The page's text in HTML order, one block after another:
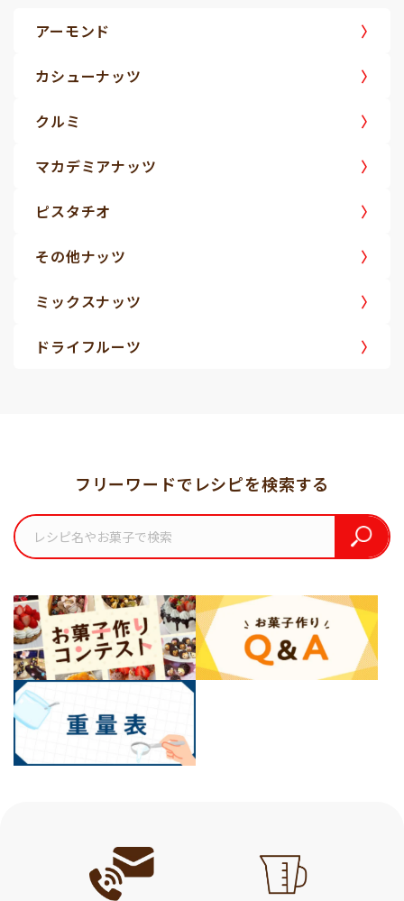
アーモンド
カシューナッツ
クルミ
マカデミアナッツ
ピスタチオ
その他ナッツ
ミックスナッツ
ドライフルーツ
フリーワードでレシピを検索する